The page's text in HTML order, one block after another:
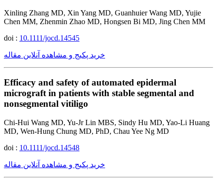
Xinling Zhang MD, Xin Yang MD, Guanhuier Wang MD, Yujie
Chen MM, Zhenmin Zhao MD, Hongsen Bi MD, Jing Chen MM
doi : 10.1111/jocd.14545
خرید پکیج و مشاهده آنلاین مقاله
Efficacy and safety of automated epidermal
micrograft in patients with stable segmental and
nonsegmental vitiligo
Chi-Hui Wang MD, Yu-Jr Lin MBS, Sindy Hu MD, Yao-Li Huang
MD, Wen-Hung Chung MD, PhD, Chau Yee Ng MD
doi : 10.1111/jocd.14548
خرید پکیج و مشاهده آنلاین مقاله